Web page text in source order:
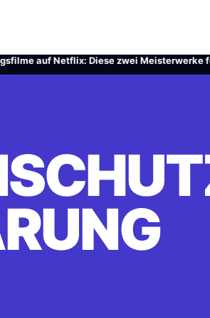
auf Netflix: Diese zwei Meisterwerke